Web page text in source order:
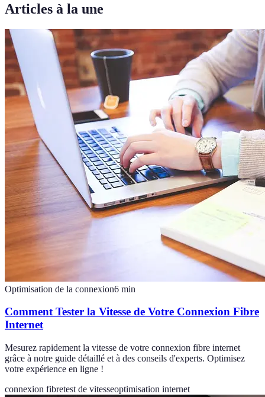
Articles à la une
Optimisation de la connexion6 min
Comment Tester la Vitesse de Votre Connexion Fibre
Internet
Mesurez rapidement la vitesse de votre connexion fibre internet
grâce à notre guide détaillé et à des conseils d'experts. Optimisez
votre expérience en ligne !
connexion fibretest de vitesseoptimisation internet